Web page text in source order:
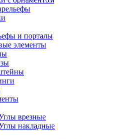
и порталы
элементы
врезные
накладные